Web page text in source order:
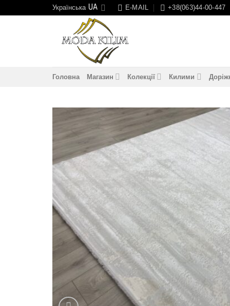
Українська E-MAIL +38(063)44-00-447
Головна Магазин Колекції Килими